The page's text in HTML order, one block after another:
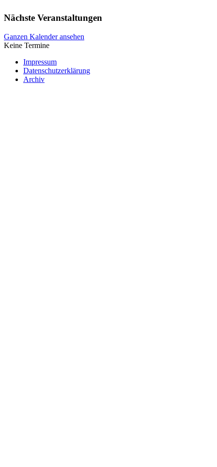
Nächste Veranstaltungen
Ganzen Kalender ansehen
Keine Termine
Impressum
Datenschutzerklärung
Archiv